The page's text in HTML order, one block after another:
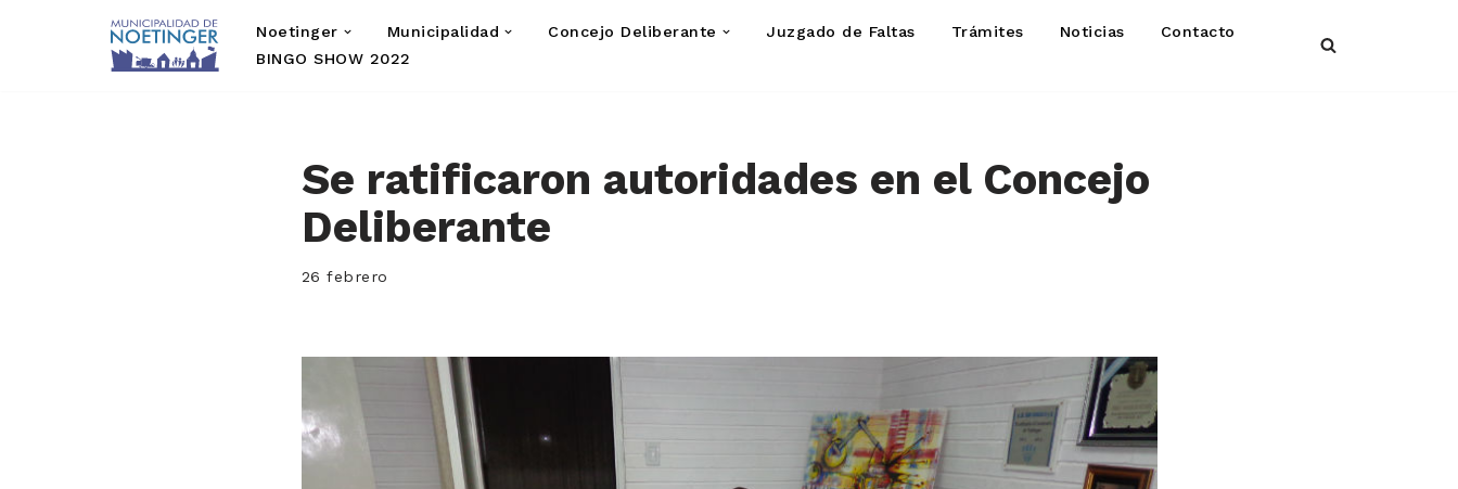
Noetinger Municipalidad Concejo Deliberante Juzgado de Faltas Trámites Noticias
Contacto
BINGO SHOW 2022
Se ratificaron autoridades en el Concejo
Deliberante
26 febrero